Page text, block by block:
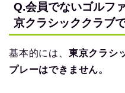
Q.会員でないゴルフ
京クラシッククラブ
基本的には、 東京クラシ
プレーはできません。